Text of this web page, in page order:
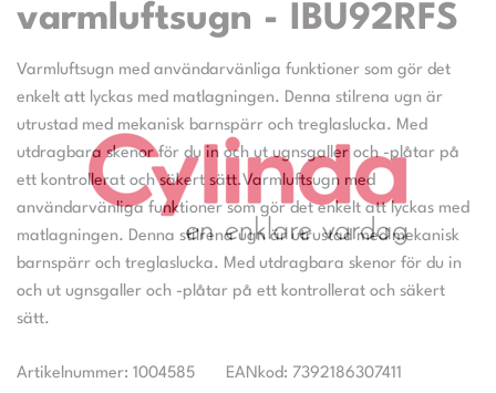
varmluftsugn - IBU92RFS
Varmluftsugn med användarvänliga funktioner som gör det
enkelt att lyckas med matlagningen. Denna stilrena ugn är
utrustad med mekanisk barnspärr och treglaslucka. Med
utdragbara skenor för du in och ut ugnsgaller och -plåtar på
ett kontrollerat och säkert sätt.Varmluftsugn med
användarvänliga funktioner som gör det enkelt att lyckas med
matlagningen. Denna stilrena ugn är utrustad med mekanisk
barnspärr och treglaslucka. Med utdragbara skenor för du in
och ut ugnsgaller och -plåtar på ett kontrollerat och säkert
Artikelnummer: 1004585 EANkod: 7392186307411